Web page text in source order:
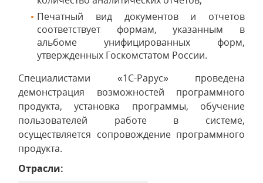
Печатный вид документов и отчетов
соответствует формам, указанным в
альбоме унифицированных форм,
утвержденных Госкомстатом России.
Специалистами «1С-Рарус» проведена
демонстрация возможностей программного
продукта, установка программы, обучение
пользователей работе в системе,
осуществляется сопровождение программного
продукта.
Отрасли: